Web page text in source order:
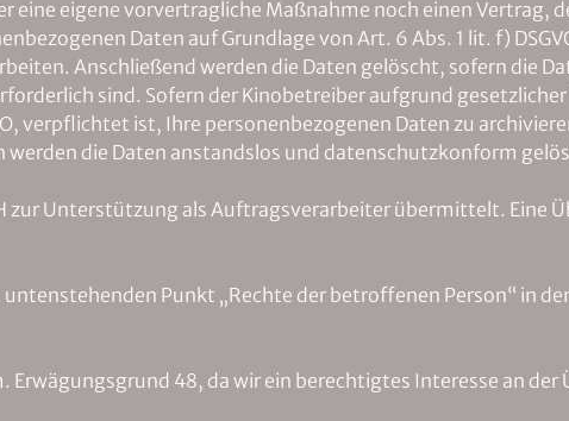
eine eigene vorvertragliche Maßnahme noch einen Vertrag,
Daten auf Grundlage von Art. 6 Abs. 1 lit. f)
Anschließend werden die Daten gelöscht, sofern die
sind. Sofern der Kinobetreiber aufgrund
verpflichtet ist, Ihre personenbezogenen Daten zu
die Daten anstandslos und datenschutzkonform
zur Unterstützung als Auftragsverarbeiter übermittelt. Eine
Punkt „Rechte der betroffenen Person“ in
Erwägungsgrund 48, da wir ein berechtigtes Interesse an